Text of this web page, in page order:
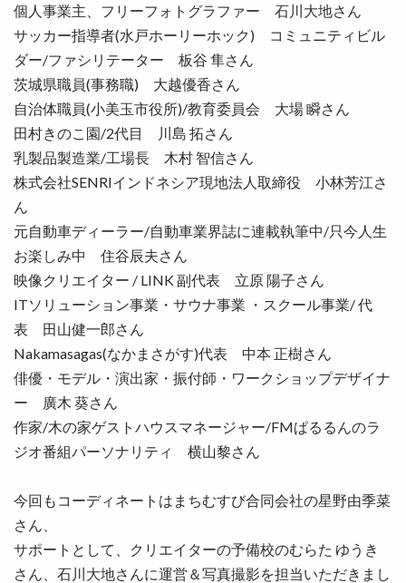
個人事業主、フリーフォトグラファー 石川大地さん
サッカー指導者(水戸ホーリーホック) コミュニティビル
ダー/ファシリテーター 板谷 隼さん
茨城県職員(事務職) 大越優香さん
自治体職員(小美玉市役所)/教育委員会 大場 瞬さん
田村きのこ園/2代目 川島 拓さん
乳製品製造業/工場長 木村 智信さん
株式会社SENRIインドネシア現地法人取締役 小林芳江さ
ん
元自動車ディーラー/自動車業界誌に連載執筆中/只今人生
お楽しみ中 住谷辰夫さん
映像クリエイター / LINK 副代表 立原 陽子さん
ITソリューション事業・サウナ事業 ・スクール事業/ 代
表 田山健一郎さん
Nakamasagas(なかまさがす)代表 中本 正樹さん
俳優・モデル・演出家・振付師・ワークショップデザイナ
ー 廣木 葵さん
作家/木の家ゲストハウスマネージャー/FMぱるるんのラ
ジオ番組パーソナリティ 横山黎さん
今回もコーディネートはまちむすび合同会社の星野由季菜
さん、
サポートとして、クリエイターの予備校のむらた ゆうき
さん、石川大地さんに運営＆写真撮影を担当いただきまし